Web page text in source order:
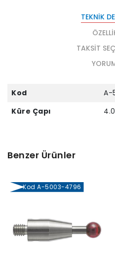
TEKNIK
TAKSIT
Kod
A-
Küre Çapı
Benzer Ürünler
Kod A-5003-4796